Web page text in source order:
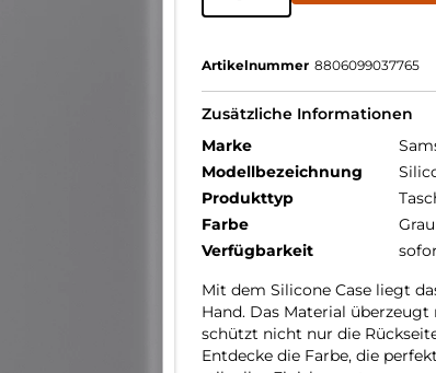
Artikelnummer 8806099037765
Zusätzliche Informationen
Marke
Modellbezeichnung
Produkttyp
Farbe
Grau
Verfügbarkeit
Mit dem Silicone Case liegt
Hand. Das Material
schützt nicht nur die
Entdecke die Farbe, die